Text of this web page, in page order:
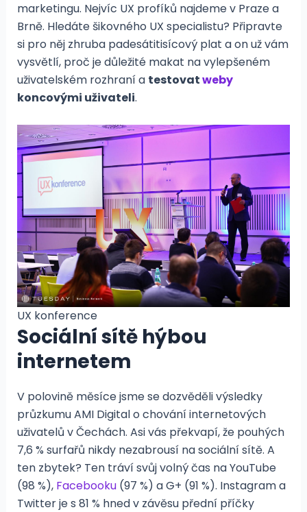
marketingu. Nejvíc UX profíků najdeme v Praze a
Brně. Hledáte šikovného UX specialistu? Připravte
si pro něj zhruba padesátitisícový plat a on už vám
vysvětlí, proč je důležité makat na vylepšeném
uživatelském rozhraní a testovatweby
koncovými uživateli.
UX konference
Sociální sítě hýbou
internetem
V polovině měsíce jsme se dozvěděli výsledky
průzkumu AMI Digital o chování internetových
uživatelů v Čechách. Asi vás překvapí, že pouhých
7,6 % surfařů nikdy nezabrousí na sociální sítě. A
ten zbytek? Ten tráví svůj volný čas na YouTube
(98 %), Facebooku(97 %) a G+ (91 %). Instagram a
Twitter je s 81 % hned v závěsu přední příčky